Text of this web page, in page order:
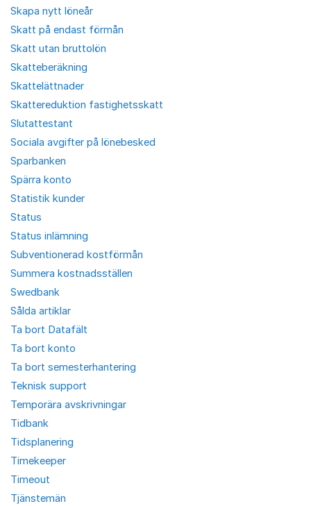
Skapa nytt löneår
Skatt på endast förmån
Skatt utan bruttolön
Skatteberäkning
Skattelättnader
Skattereduktion fastighetsskatt
Slutattestant
Sociala avgifter på lönebesked
Sparbanken
Spärra konto
Statistik kunder
Status
Status inlämning
Subventionerad kostförmån
Summera kostnadsställen
Swedbank
Sålda artiklar
Ta bort Datafält
Ta bort konto
Ta bort semesterhantering
Teknisk support
Temporära avskrivningar
Tidbank
Tidsplanering
Timekeeper
Timeout
Tjänstemän